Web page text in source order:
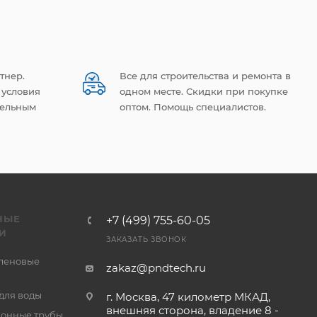
Все для строительства и ремонта в
одном месте. Скидки при покупке
оптом. Помощь специалистов.
воды
+7 (499) 755-60-05
ЗАКАЗАТЬ ЗВОНОК
zakaz@pndtech.ru
г. Москва, 47 километр МКАД,
внешняя сторона, владение 8 -